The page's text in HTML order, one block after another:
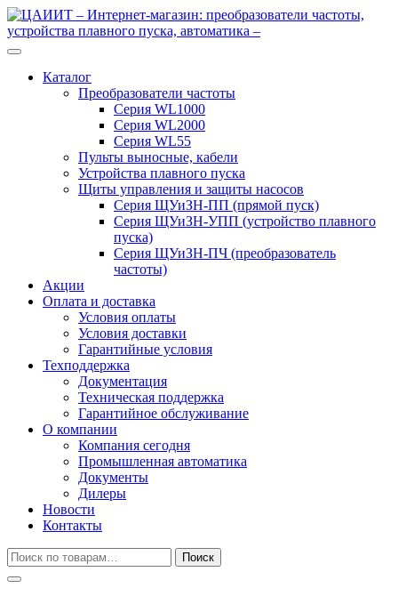
Перейти
к
навигации
Перейти
к
содержимому
Каталог
Преобразователи частоты
Серия WL1000
Серия WL2000
Серия WL55
Пульты выносные, кабели
Устройства плавного пуска
Щиты управления и защиты насосов
Серия ЩУиЗН-ПП (прямой пуск)
Серия ЩУиЗН-УПП (устройство плавного
пуска)
Серия ЩУиЗН-ПЧ (преобразователь
частоты)
Акции
Оплата и доставка
Условия оплаты
Условия доставки
Гарантийные условия
Техподдержка
Документация
Техническая поддержка
Гарантийное обслуживание
О компании
Компания сегодня
Промышленная автоматика
Документы
Дилеры
Новости
Контакты
Искать:
Поиск